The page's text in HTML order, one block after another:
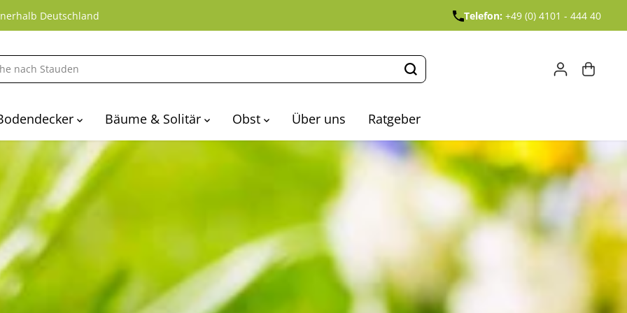
Deutschland Telefon: +49 (0) 4101 - 444 40
Bäume & Solitär Obst Über uns Ratgeber